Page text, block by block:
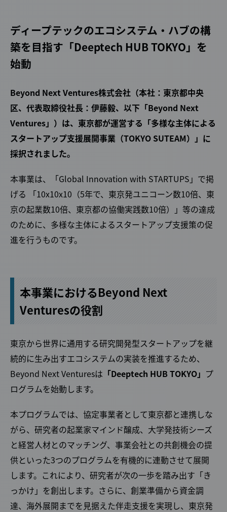
ディープテックのエコシステム・ハブの構
築を目指す「Deeptech HUB TOKYO」を
始動
Beyond Next Ventures株式会社（本社：東京都中央
区、代表取締役社長：伊藤毅、以下「Beyond Next
Ventures」）は、東京都が運営する「多様な主体による
スタートアップ支援展開事業（TOKYO SUTEAM）」に
採択されました。
本事業は、「Global Innovation with STARTUPS」で掲
げる 「10x10x10（5年で、東京発ユニコーン数10倍、東
京の起業数10倍、東京都の協働実践数10倍）」等の達成
のために、多様な主体によるスタートアップ支援策の促
進を行うものです。
本事業におけるBeyond Next
Venturesの役割
東京から世界に通用する研究開発型スタートアップを継
続的に生み出すエコシステムの実装を推進するため、
Beyond Next Venturesは 「Deeptech HUB TOKYO」 プ
ログラムを始動します。
本プログラムでは、協定事業者として東京都と連携しな
がら、研究者の起業家マインド醸成、大学発技術シーズ
と経営人材とのマッチング、事業会社との共創機会の提
供といった3つのプログラムを有機的に連動させて展開
します。これにより、研究者が次の一歩を踏み出す「き
っかけ」を創出します。さらに、創業準備から資金調
達、海外展開までを見据えた伴走支援を実現し、東京発